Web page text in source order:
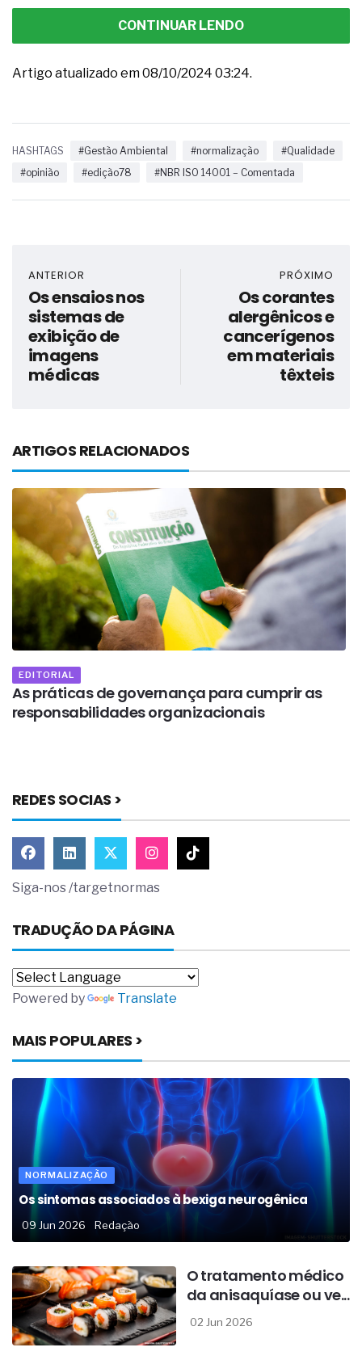
CONTINUAR LENDO
Artigo atualizado em 08/10/2024 03:24.
HASHTAGS #Gestão Ambiental #normalização
#Qualidade
#opinião
#edição78 #NBR ISO 14001 – Comentada
ANTERIOR
Os ensaios nos
sistemas de
exibição de
imagens
médicas
PRÓXIMO
Os corantes
alergênicos e
cancerígenos
em materiais
têxteis
ARTIGOS RELACIONADOS
EDITORIAL
As práticas de governança para cumprir as
responsabilidades organizacionais
REDES SOCIAS >
Siga-nos /targetnormas
TRADUÇÃO DA PÁGINA
Powered by Translate
MAIS POPULARES >
NORMALIZAÇÃO
Os sintomas associados à bexiga neurogênica
09 Jun 2026 Redação
O tratamento médico
da anisaquíase ou ve...
02 Jun 2026